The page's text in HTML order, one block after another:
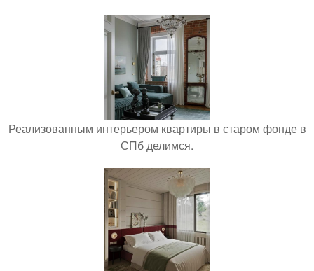
Реализованным интерьером квартиры в старом фонде в
СПб делимся.